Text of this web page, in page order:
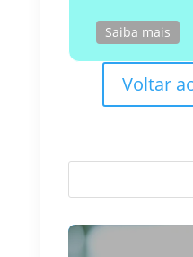
Saiba mais
Voltar